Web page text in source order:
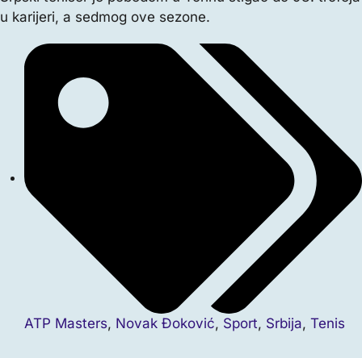
u karijeri, a sedmog ove sezone.
ATP Masters, Novak Đoković, Sport, Srbija, Tenis